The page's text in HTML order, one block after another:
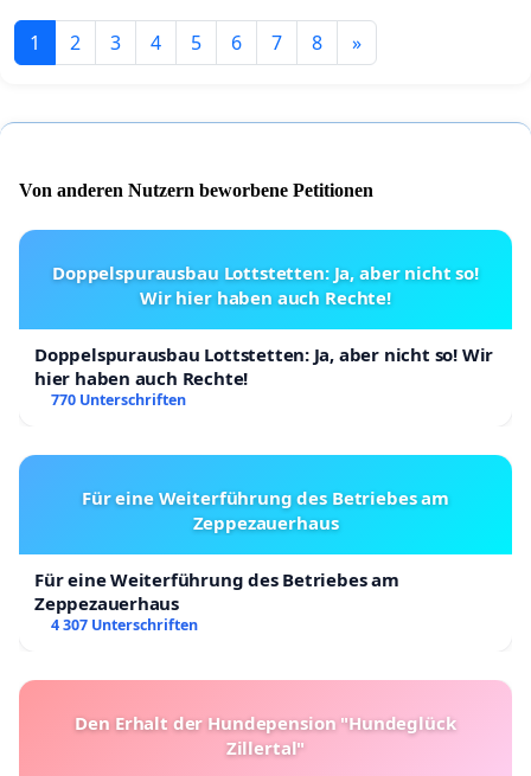
1 2 3 4 5 6 7 8 »
Von anderen Nutzern beworbene Petitionen
Doppelspurausbau Lottstetten: Ja, aber nicht so!
Wir hier haben auch Rechte!
Doppelspurausbau Lottstetten: Ja, aber nicht so! Wir
hier haben auch Rechte!
770 Unterschriften
Für eine Weiterführung des Betriebes am
Zeppezauerhaus
Für eine Weiterführung des Betriebes am
Zeppezauerhaus
4 307 Unterschriften
Den Erhalt der Hundepension "Hundeglück
Zillertal"